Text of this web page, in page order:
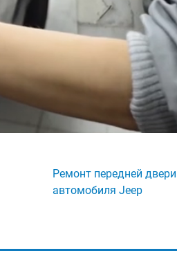
Ремонт передней двери
автомобиля Jeep